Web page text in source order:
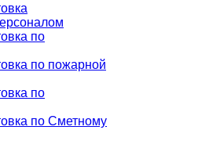
по
по пожарной
по
по Сметному